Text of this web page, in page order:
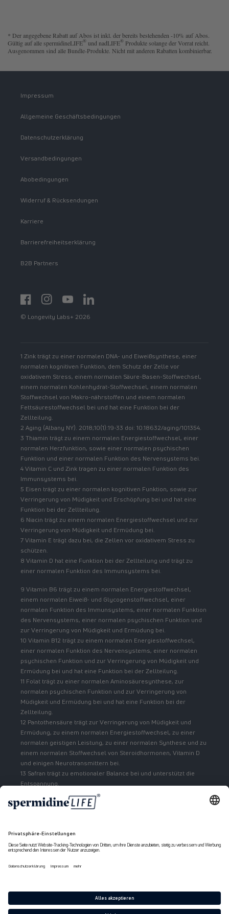
* Der angegebene Rabatt auf Abos ist inkl. der bereits bestehenden -10% auf Abos.
Gültig auf alle spermidineLIFE® und nadLIFE® Produkte solange der Vorrat reicht.
Ausgenommen sind alle Bundle-Produkte. Nicht mit anderen Rabatten kombinierbar.
Impressum
Allgemeine Geschäftsbedingungen
Datenschutzerklärung
Versandbedingungen
Abobedingungen
Widerruf & Rücksendungen
Karriere
Barrierefreiheitserklärung
B2B Partners
FacebookInstagramYouTubehttps://www.linkedin.com/showcase/
© Longevity Labs+ 2026
1 Zink trägt zu einer normalen DNA- und Eiweißsynthese, einer
normalen kognitiven Funktion, dem Schutz der Zelle vor
oxidativem Stress, einem normalen Säure-Basen-Stoffwechsel,
einem normalen Kohlenhydrat-Stoffwechsel, einem normalen
Stoffwechsel von Makro-nährstoffen und einem normalen
Fettsäurestoffwechsel bei und hat eine Funktion bei der
Zellteilung.
2 Aging (Albany NY). 2018;10(1):19-33 doi: 10.18632/aging/101354.
3 Thiamin trägt zu einem normalen Energiestoffwechsel, einer
normalen Herzfunktion, sowie einer normalen psychischen
Funktion und einer normalen Funktion des Nervensystems bei.
4 Vitamin C und Zink tragen zu einer normalen Funktion des
Immunsystems bei.
5 Eisen trägt zu einer normalen kognitiven Funktion, sowie zur
Verringerung von Müdigkeit und Erschöpfung bei und hat eine
Funktion bei der Zellteilung.
6 Niacin trägt zu einem normalen Energiestoffwechsel und zur
Verringerung von Müdigkeit und Ermüdung bei.
7 Vitamin E trägt dazu bei, die Zellen vor oxidativem Stress zu
schützen.
8 Vitamin D hat eine Funktion bei der Zellteilung und trägt zu
einer normalen Funktion des Immunsystems bei.
9 Vitamin B6 trägt zu einem normalen Energiestoffwechsel,
einem normalen Eiweiß- und Glycogenstoffwechsel, einer
normalen Funktion des Immunsystems, einer normalen Funktion
des Nervensystems, einer normalen psychischen Funktion und
zur Verringerung von Müdigkeit und Ermüdung bei.
10 Vitamin B12 trägt zu einem normalen Energiestoffwechsel,
einer normalen Funktion des Nervensystems, einer normalen
psychischen Funktion und zur Verringerung von Müdigkeit und
Ermüdung bei und hat eine Funktion bei der Zellteilung.
11 Folat trägt zu einer normalen Aminosäuresynthese, zur
normalen psychischen Funktion und zur Verringerung von
Müdigkeit und Ermüdung bei und hat eine Funktion bei der
Zellteilung.
12 Pantothensäure trägt zur Verringerung von Müdigkeit und
Ermüdung, zu einem normalen Energiestoffwechsel, zu einer
normalen geistigen Leistung, zu einer normalen Synthese und zu
einem normalen Stoffwechsel von Steroidhormonen, Vitamin D
und einigen Neurotransmittern bei.
13 Safran trägt zu emotionaler Balance bei und unterstützt die
Entspannung.